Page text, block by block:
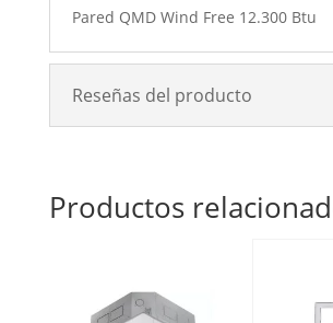
Pared QMD Wind Free 12.300 Btu
Reseñas del producto
Productos